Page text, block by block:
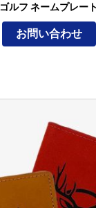
ゴルフ ネームプレート
お問い合わせ